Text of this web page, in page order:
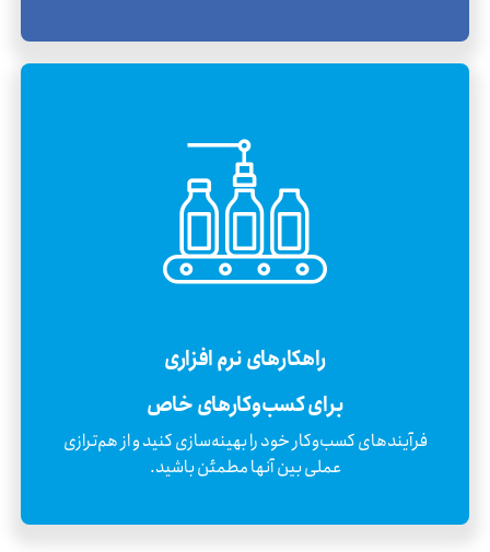
راهکارهای نرم افزاری
برای کسب‌وکارهای خاص
فرآیندهای کسب‌وکار خود را بهینه‌سازی کنید و از هم‌ترازی
عملی بین آنها مطمئن باشید.